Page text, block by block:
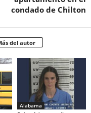
condado de Chilton
del autor
Alabama